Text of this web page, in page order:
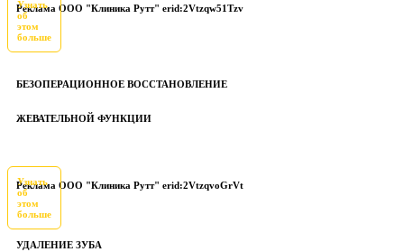
Реклама ООО "Клиника Рутт" erid:2Vtzqw51Tzv
Узнать
об
этом
больше
БЕЗОПЕРАЦИОННОЕ ВОССТАНОВЛЕНИЕ
ЖЕВАТЕЛЬНОЙ ФУНКЦИИ
Реклама ООО "Клиника Рутт" erid:2VtzqvoGrVt
Узнать
об
этом
больше
УДАЛЕНИЕ ЗУБА